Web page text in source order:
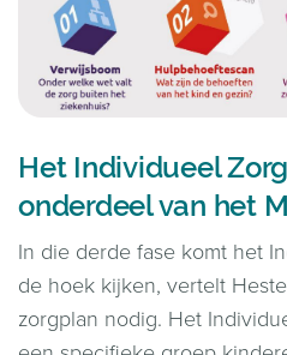
Het Individueel
onderdeel van het
In die derde fase komt het
de hoek kijken, vertelt
zorgplan nodig. Het